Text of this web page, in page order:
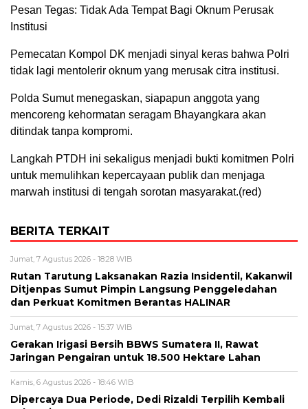
Pesan Tegas: Tidak Ada Tempat Bagi Oknum Perusak
Institusi
Pemecatan Kompol DK menjadi sinyal keras bahwa Polri
tidak lagi mentolerir oknum yang merusak citra institusi.
Polda Sumut menegaskan, siapapun anggota yang
mencoreng kehormatan seragam Bhayangkara akan
ditindak tanpa kompromi.
Langkah PTDH ini sekaligus menjadi bukti komitmen Polri
untuk memulihkan kepercayaan publik dan menjaga
marwah institusi di tengah sorotan masyarakat.(red)
BERITA TERKAIT
Jumat, 7 Agustus 2026 - 18:28 WIB
Rutan Tarutung Laksanakan Razia Insidentil, Kakanwil
Ditjenpas Sumut Pimpin Langsung Penggeledahan
dan Perkuat Komitmen Berantas HALINAR
Jumat, 7 Agustus 2026 - 15:37 WIB
Gerakan Irigasi Bersih BBWS Sumatera II, Rawat
Jaringan Pengairan untuk 18.500 Hektare Lahan
Kamis, 6 Agustus 2026 - 18:46 WIB
Dipercaya Dua Periode, Dedi Rizaldi Terpilih Kembali